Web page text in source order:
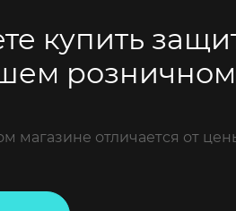
купить
розничном
магазине отличается от